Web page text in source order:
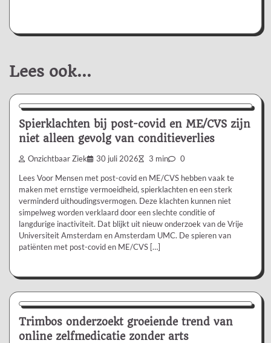
Lees ook...
Nieuws/Informatie
Spierklachten bij post-covid en ME/CVS zijn
niet alleen gevolg van conditieverlies
Onzichtbaar Ziek 30 juli 2026 3 min 0
Lees Voor Mensen met post-covid en ME/CVS hebben vaak te
maken met ernstige vermoeidheid, spierklachten en een sterk
verminderd uithoudingsvermogen. Deze klachten kunnen niet
simpelweg worden verklaard door een slechte conditie of
langdurige inactiviteit. Dat blijkt uit nieuw onderzoek van de Vrije
Universiteit Amsterdam en Amsterdam UMC. De spieren van
patiënten met post-covid en ME/CVS […]
Nieuws/Informatie
Trimbos onderzoekt groeiende trend van
online zelfmedicatie zonder arts